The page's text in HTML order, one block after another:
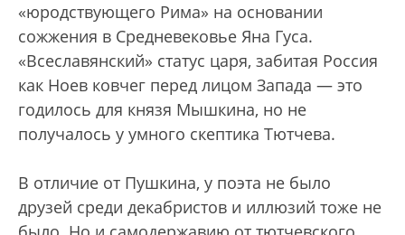
«юродствующего Рима» на основании
сожжения в Средневековье Яна Гуса.
«Всеславянский» статус царя, забитая Россия
как Ноев ковчег перед лицом Запада — это
годилось для князя Мышкина, но не
получалось у умного скептика Тютчева.
В отличие от Пушкина, у поэта не было
друзей среди декабристов и иллюзий тоже не